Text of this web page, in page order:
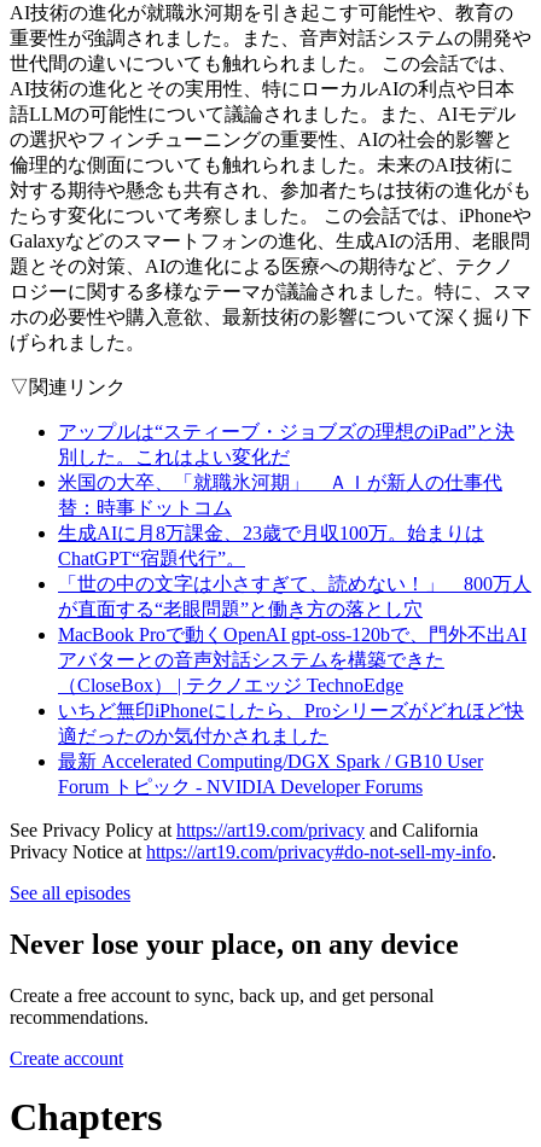
AI技術の進化が就職氷河期を引き起こす可能性や、教育の
重要性が強調されました。また、音声対話システムの開発や
世代間の違いについても触れられました。 この会話では、
AI技術の進化とその実用性、特にローカルAIの利点や日本
語LLMの可能性について議論されました。また、AIモデル
の選択やフィンチューニングの重要性、AIの社会的影響と
倫理的な側面についても触れられました。未来のAI技術に
対する期待や懸念も共有され、参加者たちは技術の進化がも
たらす変化について考察しました。 この会話では、iPhoneや
Galaxyなどのスマートフォンの進化、生成AIの活用、老眼問
題とその対策、AIの進化による医療への期待など、テクノ
ロジーに関する多様なテーマが議論されました。特に、スマ
ホの必要性や購入意欲、最新技術の影響について深く掘り下
げられました。
▽関連リンク
アップルは“スティーブ・ジョブズの理想のiPad”と決
別した。これはよい変化だ
米国の大卒、「就職氷河期」 ＡＩが新人の仕事代
替：時事ドットコム
生成AIに月8万課金、23歳で月収100万。始まりは
ChatGPT“宿題代行”。
「世の中の文字は小さすぎて、読めない！」 800万人
が直面する“老眼問題”と働き方の落とし穴
MacBook Proで動くOpenAI gpt-oss-120bで、門外不出AI
アバターとの音声対話システムを構築できた
（CloseBox） | テクノエッジ TechnoEdge
いちど無印iPhoneにしたら、Proシリーズがどれほど快
適だったのか気付かされました
最新 Accelerated Computing/DGX Spark / GB10 User
Forum トピック - NVIDIA Developer Forums
See Privacy Policy at https://art19.com/privacy and California
Privacy Notice at https://art19.com/privacy#do-not-sell-my-info.
See all episodes
Never lose your place, on any device
Create a free account to sync, back up, and get personal
recommendations.
Create account
Chapters